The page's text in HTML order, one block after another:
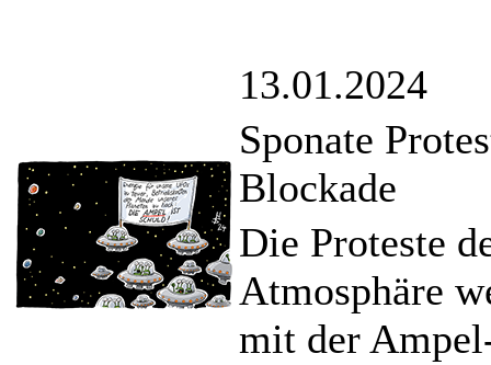
13.01.2024
Sponate
Blockade
Die Proteste
Atmosphäre
mit der